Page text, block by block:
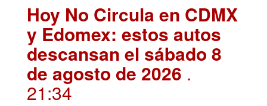
Hoy No Circula en CDMX
y Edomex: estos autos
descansan el sábado 8
de agosto de 2026 .
21:34